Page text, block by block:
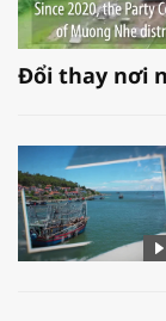
Đổi thay nơi